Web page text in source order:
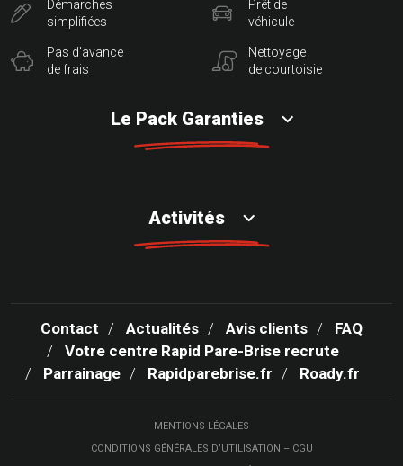
Démarches
simplifiées
Pas d'avance
de frais
Prêt de
véhicule
Nettoyage
de courtoisie
Le Pack Garanties
Activités
Contact Actualités Avis clients
FAQ
Votre centre Rapid Pare-Brise recrute
Parrainage
Rapidparebrise.fr Roady.fr
MENTIONS LÉGALES
CONDITIONS GÉNÉRALES D’UTILISATION – CGU